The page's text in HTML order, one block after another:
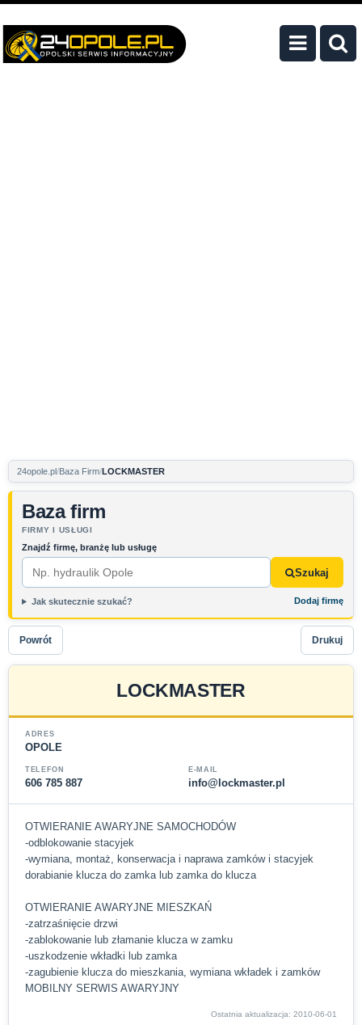
24opole.pl Baza Firm LOCKMASTER
Baza firm
FIRMY I USŁUGI
Znajdź firmę, branżę lub usługę
Szukaj
Jak skutecznie szukać? Dodaj firmę
Powrót Drukuj
LOCKMASTER
ADRES
OPOLE
TELEFON
606 785 887
E-MAIL
info@lockmaster.pl
OTWIERANIE AWARYJNE SAMOCHODÓW
-odblokowanie stacyjek
-wymiana, montaż, konserwacja i naprawa zamków i stacyjek
dorabianie klucza do zamka lub zamka do klucza
OTWIERANIE AWARYJNE MIESZKAŃ
-zatrzaśnięcie drzwi
-zablokowanie lub złamanie klucza w zamku
-uszkodzenie wkładki lub zamka
-zagubienie klucza do mieszkania, wymiana wkładek i zamków
MOBILNY SERWIS AWARYJNY
Ostatnia aktualizacja: 2010-06-01